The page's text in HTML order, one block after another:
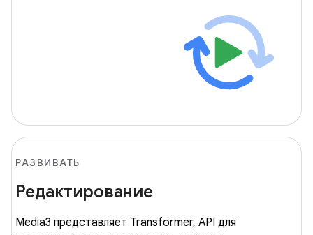
РАЗВИВАТЬ
Редактирование
Media3 представляет Transformer, API для